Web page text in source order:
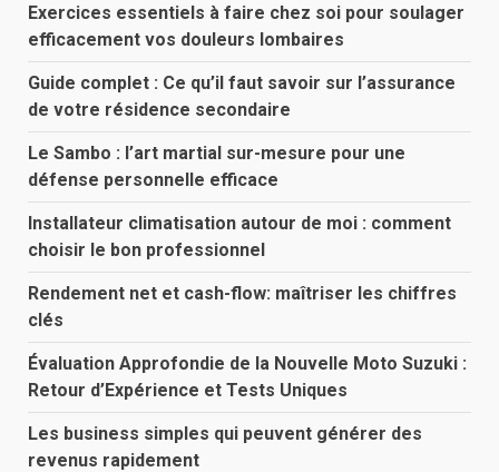
Exercices essentiels à faire chez soi pour soulager
efficacement vos douleurs lombaires
Guide complet : Ce qu’il faut savoir sur l’assurance
de votre résidence secondaire
Le Sambo : l’art martial sur-mesure pour une
défense personnelle efficace
Installateur climatisation autour de moi : comment
choisir le bon professionnel
Rendement net et cash-flow: maîtriser les chiffres
clés
Évaluation Approfondie de la Nouvelle Moto Suzuki :
Retour d’Expérience et Tests Uniques
Les business simples qui peuvent générer des
revenus rapidement